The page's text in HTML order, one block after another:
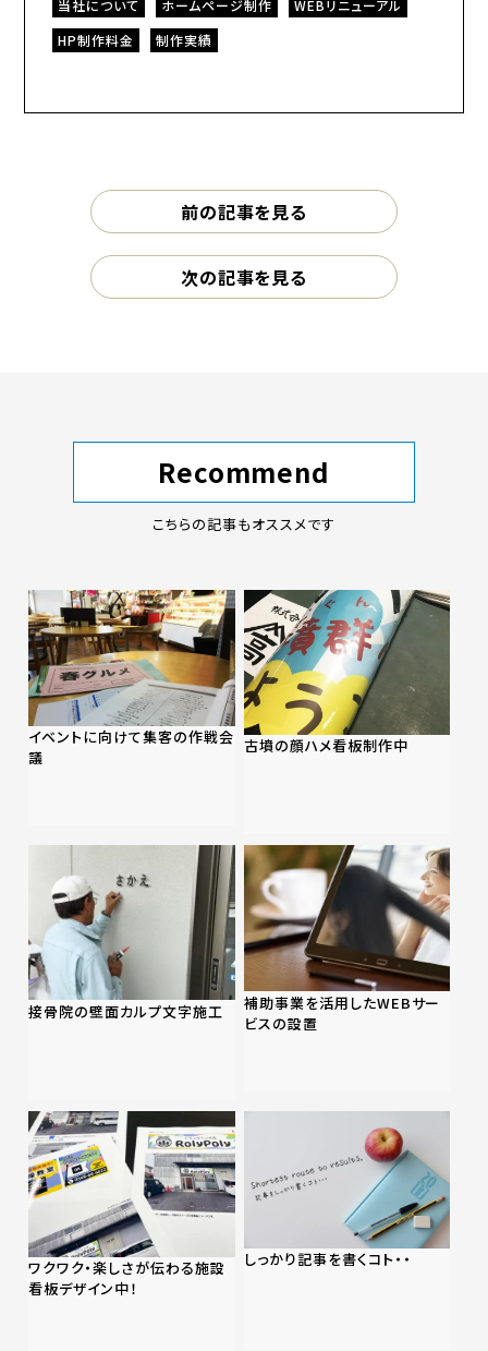
当社について ホームページ制作
WEBリニューアル
HP制作料金
制作実績
前の記事を見る
次の記事を見る
Recommend
こちらの記事もオススメです
イベントに向けて集客の作戦会
議
古墳の顔ハメ看板制作中
接骨院の壁面カルプ文字施工
補助事業を活用したWEBサー
ビスの設置
ワクワク・楽しさが伝わる施設
看板デザイン中！
しっかり記事を書くコト・・